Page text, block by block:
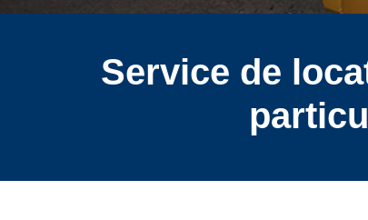
Service de